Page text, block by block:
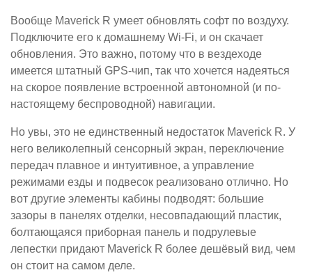
Вообще Maverick R умеет обновлять софт по воздуху.
Подключите его к домашнему Wi-Fi, и он скачает
обновления. Это важно, потому что в вездеходе
имеется штатный GPS-чип, так что хочется надеяться
на скорое появление встроенной автономной (и по-
настоящему беспроводной) навигации.
Но увы, это не единственный недостаток Maverick R. У
него великолепный сенсорный экран, переключение
передач плавное и интуитивное, а управление
режимами езды и подвесок реализовано отлично. Но
вот другие элементы кабины подводят: большие
зазоры в панелях отделки, несовпадающий пластик,
болтающаяся приборная панель и подрулевые
лепестки придают Maverick R более дешёвый вид, чем
он стоит на самом деле.